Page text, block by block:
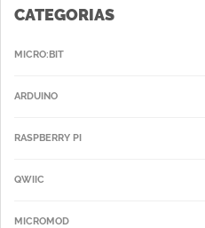
CATEGORIAS
MICRO:BIT
ARDUINO
RASPBERRY PI
QWIIC
MICROMOD